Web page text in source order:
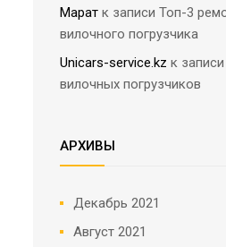
Марат к записи Топ-3
вилочного погрузчика
Unicars-service.kz к записи
вилочных погрузчиков
АРХИВЫ
Декабрь 2021
Август 2021